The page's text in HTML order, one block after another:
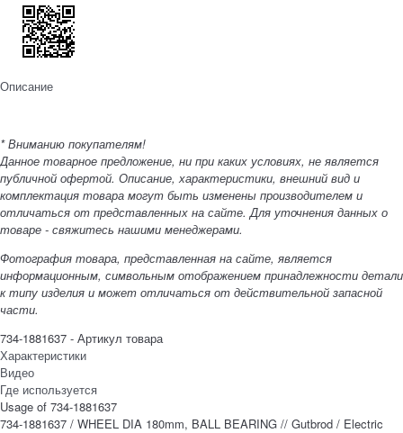
Описание
* Вниманию покупателям!
Данное товарное предложение, ни при каких условиях, не является
публичной офертой. Описание, характеристики, внешний вид и
комплектация товара могут быть изменены производителем и
отличаться от представленных на сайте. Для уточнения данных о
товаре - свяжитесь нашими менеджерами.
Фотография товара, представленная на сайте, является
информационным, символьным отображением принадлежности детали
к типу изделия и может отличаться от действительной запасной
части.
734-1881637 - Артикул товара
Характеристики
Видео
Где используется
Usage of 734-1881637
734-1881637 / WHEEL DIA 180mm, BALL BEARING // Gutbrod / Electric